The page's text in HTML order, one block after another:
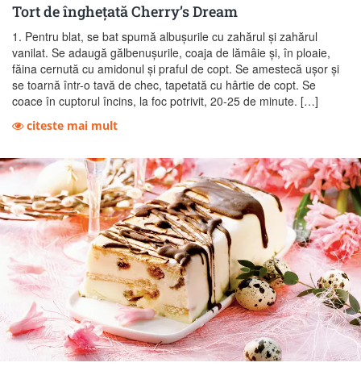
Tort de îngheţată Cherry’s Dream
1. Pentru blat, se bat spumă albuşurile cu zahărul şi zahărul
vanilat. Se adaugă gălbenuşurile, coaja de lămâie şi, în ploaie,
făina cernută cu amidonul şi praful de copt. Se amestecă uşor şi
se toarnă într-o tavă de chec, tapetată cu hârtie de copt. Se
coace în cuptorul încins, la foc potrivit, 20-25 de minute. […]
citeste mai mult